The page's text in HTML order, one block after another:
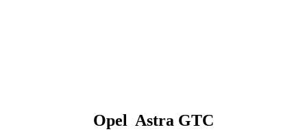
Opel Astra GTC